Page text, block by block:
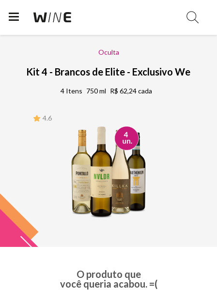
Oculta
Kit 4 - Brancos de Elite - Exclusivo We
4 Itens 750 ml R$ 62,24 cada
4.6
O produto que
você queria acabou. =(